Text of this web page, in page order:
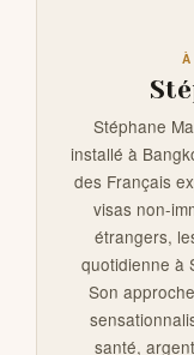
Stéphane
installé à
des Français
visas non-
étrangers,
quotidienne à
Son
santé,